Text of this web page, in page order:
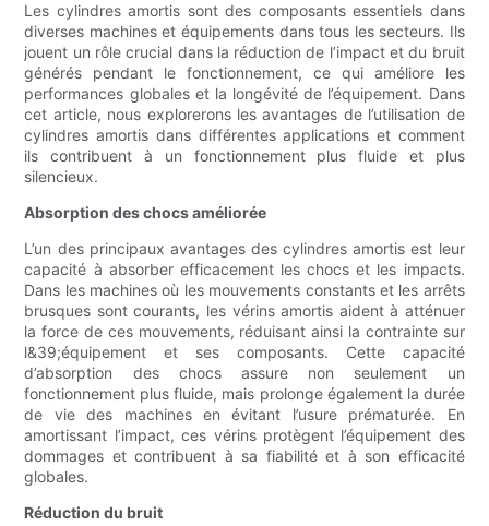
Les cylindres amortis sont des composants essentiels dans
diverses machines et équipements dans tous les secteurs. Ils
jouent un rôle crucial dans la réduction de l’impact et du bruit
générés pendant le fonctionnement, ce qui améliore les
performances globales et la longévité de l’équipement. Dans
cet article, nous explorerons les avantages de l’utilisation de
cylindres amortis dans différentes applications et comment
ils contribuent à un fonctionnement plus fluide et plus
silencieux.
Absorption des chocs améliorée
L’un des principaux avantages des cylindres amortis est leur
capacité à absorber efficacement les chocs et les impacts.
Dans les machines où les mouvements constants et les arrêts
brusques sont courants, les vérins amortis aident à atténuer
la force de ces mouvements, réduisant ainsi la contrainte sur
l&39;équipement et ses composants. Cette capacité
d’absorption des chocs assure non seulement un
fonctionnement plus fluide, mais prolonge également la durée
de vie des machines en évitant l’usure prématurée. En
amortissant l’impact, ces vérins protègent l’équipement des
dommages et contribuent à sa fiabilité et à son efficacité
globales.
Réduction du bruit